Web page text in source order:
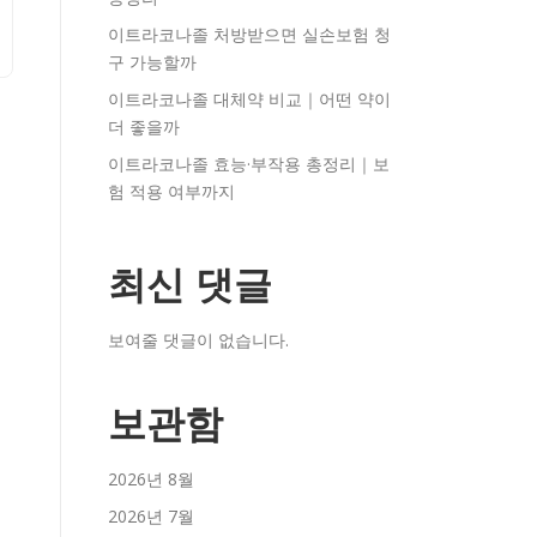
이트라코나졸 처방받으면 실손보험 청
구 가능할까
이트라코나졸 대체약 비교｜어떤 약이
더 좋을까
이트라코나졸 효능·부작용 총정리｜보
험 적용 여부까지
최신 댓글
보여줄 댓글이 없습니다.
보관함
2026년 8월
2026년 7월